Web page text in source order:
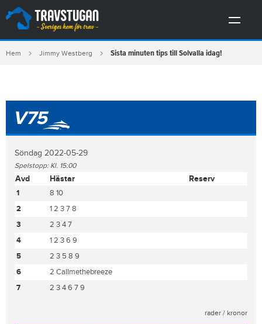
Hem Jimmy Westberg Sista minuten tips till Solvalla idag!
V75
Söndag 2022-05-29
Spelstopp: Kl. 15:00
Avd Hästar Reserv
1
8 10
2
1 2 3 7 8
3
2 3 4 7
4
1 2 3 6 9
5
2 3 5 8 9
6
2 Callmethebreeze
7
2 3 4 6 7 9
rader / kronor